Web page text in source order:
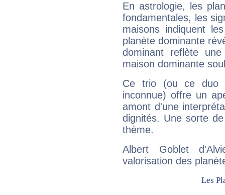
En astrologie, les
fondamentales, les
maisons indiquent
planète dominante
dominant reflète
maison dominante
Ce trio (ou ce duo
inconnue) offre un
amont d'une
dignités. Une sorte
thème.
Albert Goblet
valorisation des